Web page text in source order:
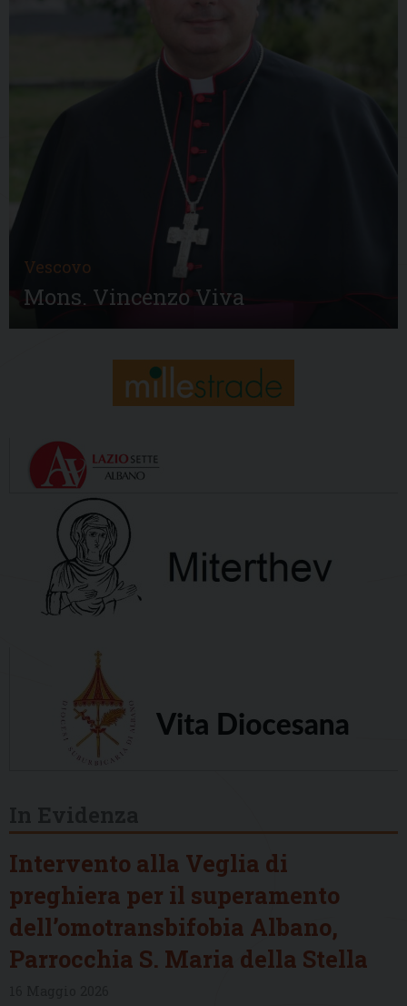
Vescovo
Mons. Vincenzo Viva
Intervento alla Veglia di
preghiera per il superamento
dell’omotransbifobia Albano,
Parrocchia S. Maria della Stella